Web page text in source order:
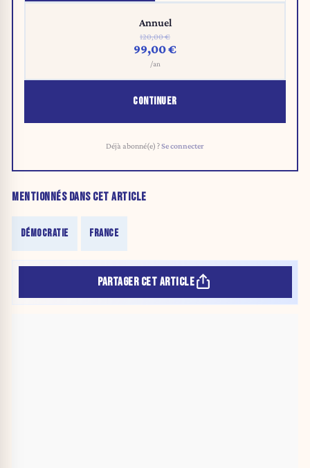
Annuel
120,00 €
99,00 €
/an
CONTINUER
Déjà abonné(e) ?Se connecter
MENTIONNÉS DANS CET ARTICLE
DÉMOCRATIE FRANCE
PARTAGER CET ARTICLE